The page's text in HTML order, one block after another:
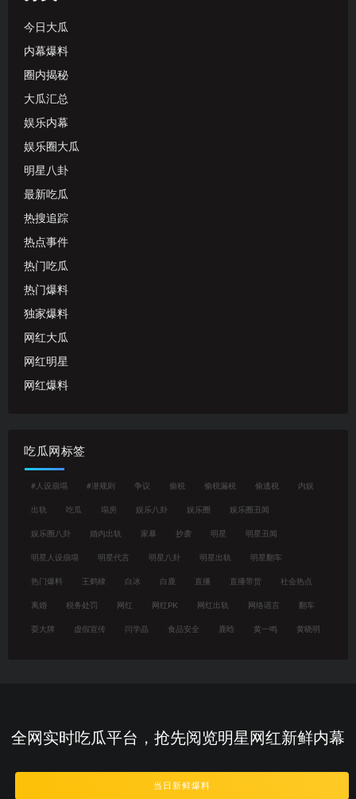
今日大瓜
内幕爆料
圈内揭秘
大瓜汇总
娱乐内幕
娱乐圈大瓜
明星八卦
最新吃瓜
热搜追踪
热点事件
热门吃瓜
热门爆料
独家爆料
网红大瓜
网红明星
网红爆料
吃瓜网标签
#人设崩塌 #潜规则 争议 偷税 偷税漏税 偷逃税 内娱
出轨 吃瓜 塌房 娱乐八卦 娱乐圈 娱乐圈丑闻
娱乐圈八卦 婚内出轨 家暴 抄袭 明星 明星丑闻
明星人设崩塌 明星代言 明星八卦 明星出轨 明星翻车
热门爆料 王鹤棣 白冰 白鹿 直播 直播带货 社会热点
离婚 税务处罚 网红 网红PK 网红出轨 网络谣言 翻车
耍大牌 虚假宣传 闫学晶 食品安全 鹿晗 黄一鸣 黄晓明
全网实时吃瓜平台，抢先阅览明星网红新鲜内幕
当日新鲜爆料